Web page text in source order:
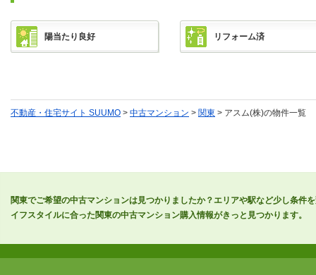
陽当たり良好 リフォーム済
不動産・住宅サイト SUUMO > 中古マンション > 関東 > アスム(株)の物件一覧
関東でご希望の中古マンションは見つかりましたか？エリアや駅など少し条件
イフスタイルに合った関東の中古マンション購入情報がきっと見つかります。